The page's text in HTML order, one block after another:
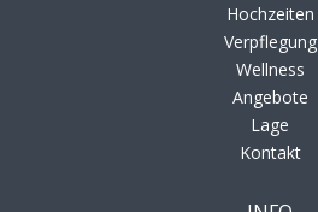
Hochzeiten
Verpflegung
Wellness
Angebote
Lage
Kontakt